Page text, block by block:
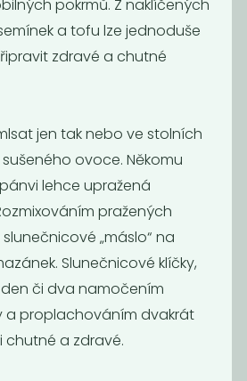
Kukuřice na
popcorn BIO
109Kč/ Kg
pokrmů. Z naklíčených
a tofu lze jednoduše
zdravé a chutné
jen tak nebo ve stolních
ovoce. Někomu
lehce upražená
pražených
„máslo“ na
Slunečnicové klíčky,
či dva namočením
a proplachováním dvakrát
chutné a zdravé.